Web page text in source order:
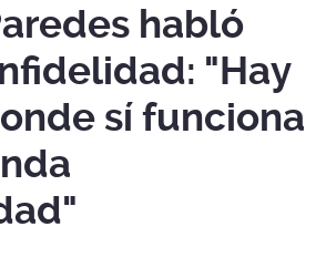
habló
"Hay
sí funciona